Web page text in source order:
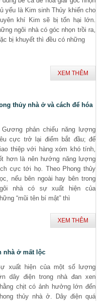
yếu là Kim sinh Thủy khiến cho
khí Kim sẽ bị tổn hại lớn.
ngôi nhà có góc nhọn trồi ra,
bị khuyết thì đều có những
XEM THÊM
thủy nhà ở và cách để hóa
Gương phản chiếu năng lượng
cực trở lại điểm bắt đầu; để
thiệp với hàng xóm khó tính,
hơn là nên hướng năng lượng
cực tới họ. Theo Phong thủy
nếu bên ngoài hay bên trong
nhà có sự xuất hiện của
“mũi tên bí mật” thì
XEM THÊM
nhà ở mất lộc
xuất hiện của một số lượng
dây điện trong nhà đan xen
chịt có ảnh hưởng lớn đến
thủy nhà ở. Dây điện quá